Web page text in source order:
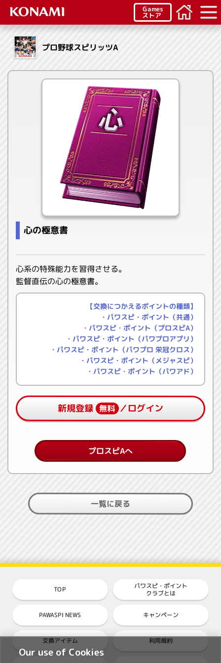
Games
ストア
プロ野球スピリッツA
心の極意書
心系の特殊能力を習得させる。
監督直伝の心の極意書。
【交換につかえるポイントの種類】
・パワスピ・ポイント（共通）
・パワスピ・ポイント（プロスピA）
・パワスピ・ポイント（パワプロアプリ）
・パワスピ・ポイント（パワプロ 栄冠クロス）
・パワスピ・ポイント（メジャスピ）
・パワスピ・ポイント（パワアド）
新規登録 無料 ／ログイン
プロスピAへ
一覧に戻る
TOP パワスピ・ポイント
クラブとは
PAWASPI NEWS キャンペーン
交換アイテム 利用規約
Our use of Cookies